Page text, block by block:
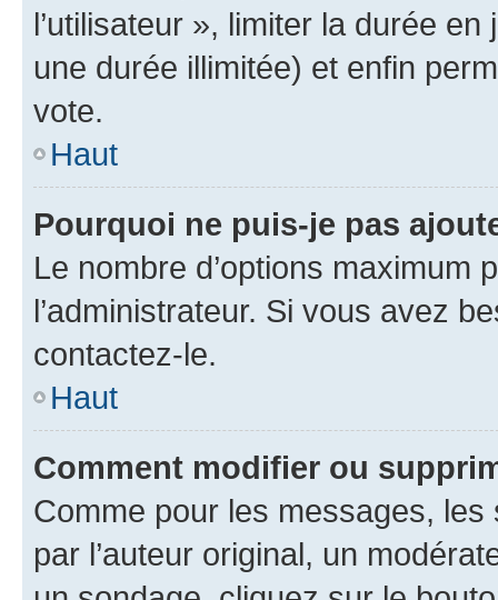
l’utilisateur », limiter la durée
une durée illimitée) et enfin
vote.
Haut
Pourquoi ne puis-je pas
Le nombre d’options maximum
l’administrateur. Si vous avez
contactez-le.
Haut
Comment modifier ou
Comme pour les messages,
par l’auteur original, un